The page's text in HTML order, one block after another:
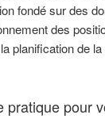
fondé sur des
des
planification de
pratique pour